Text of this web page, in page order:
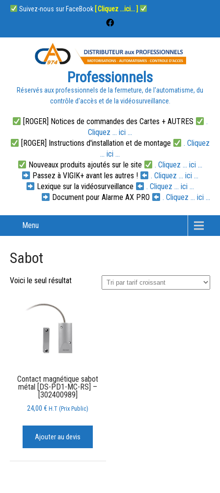
Suivez-nous sur FaceBook [ Cliquez ...ici... ]
Professionnels
Réservés aux professionnels de la fermeture, de l'automatisme, du
contrôle d'accès et de la vidéosurveillance.
[ROGER] Notices de commandes des Cartes + AUTRES
.
Cliquez ... ici ...
[ROGER] Instructions d'installation et de montage
. Cliquez
... ici ...
Nouveaux produits ajoutés sur le site
. Cliquez ... ici ...
Passez à VIGIK+ avant les autres !
. Cliquez ... ici ...
Lexique sur la vidéosurveillance
. Cliquez ... ici ...
Document pour Alarme AX PRO
. Cliquez ... ici ...
Menu
Sabot
Voici le seul résultat
Contact magnétique sabot
métal [DS-PD1-MC-RS] –
[302400989]
24,00€ H.T (Prix Public)
Ajouter au devis